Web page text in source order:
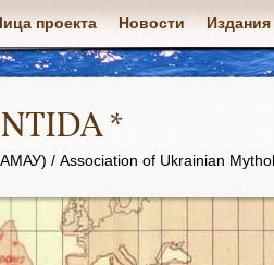
проекта Новости Издания
*
(АМАУ) / Association of Ukrainian